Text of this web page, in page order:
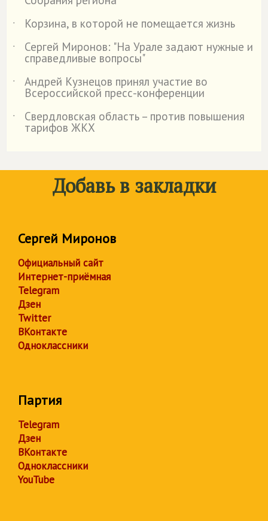
˙
Корзина, в которой не помещается жизнь
˙
Сергей Миронов: "На Урале задают нужные и
справедливые вопросы"
˙
Андрей Кузнецов принял участие во
Всероссийской пресс-конференции
˙
Свердловская область – против повышения
тарифов ЖКХ
Добавь в закладки
Сергей Миронов
Официальный сайт
Интернет-приёмная
Telegram
Дзен
Twitter
ВКонтакте
Одноклассники
Партия
Telegram
Дзен
ВКонтакте
Одноклассники
YouTube